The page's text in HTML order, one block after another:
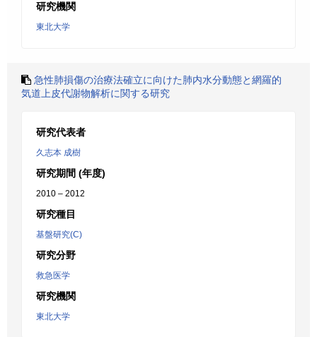
研究機関
東北大学
急性肺損傷の治療法確立に向けた肺内水分動態と網羅的
気道上皮代謝物解析に関する研究
研究代表者
久志本 成樹
研究期間 (年度)
2010 – 2012
研究種目
基盤研究(C)
研究分野
救急医学
研究機関
東北大学